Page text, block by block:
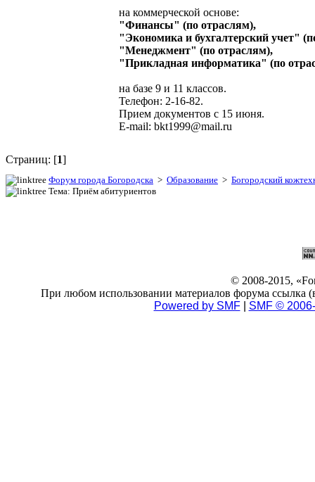
на коммерческой основе:
"Финансы" (по отраслям),
"Экономика и бухгалтерский учет"
"Менеджмент" (по отраслям),
"Прикладная информатика" (по
на базе 9 и 11 классов.
Телефон: 2-16-82.
Прием документов с 15 июня.
E-mail: bkt1999@mail.ru
Страниц: [1]
Форум города Богородска > Образование > Богородский
Тема: Приём абитуриентов
© 2008-2015,
При любом использовании материалов форума ссылка
Powered by SMF| SMF ©